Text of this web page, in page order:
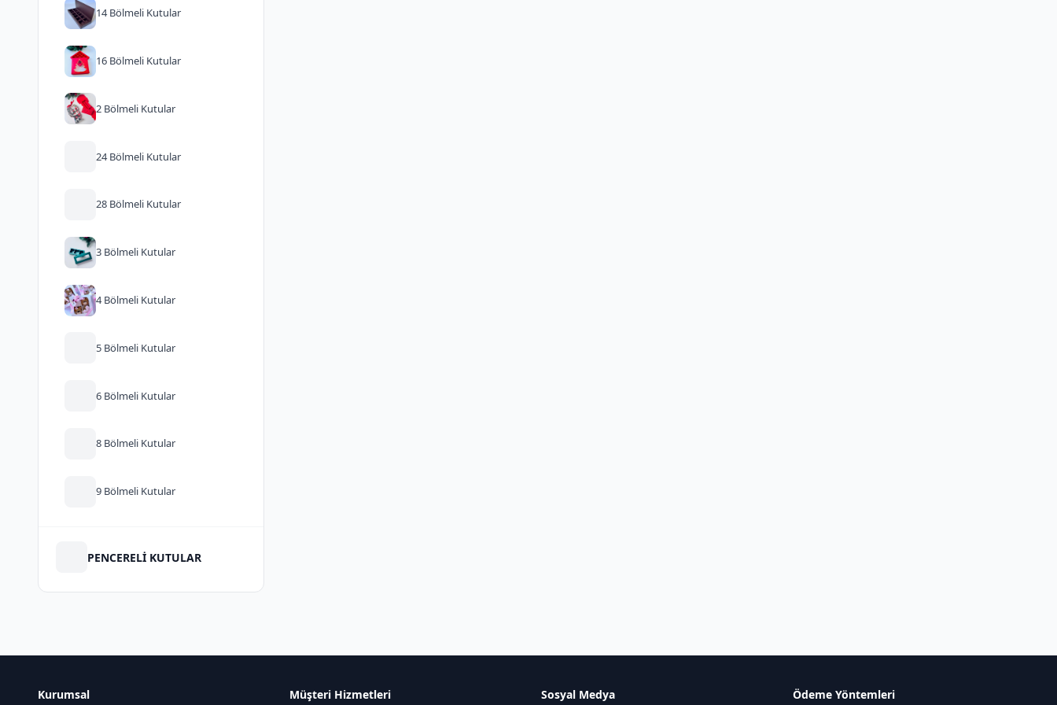
14 Bölmeli Kutular
16 Bölmeli Kutular
2 Bölmeli Kutular
24 Bölmeli Kutular
28 Bölmeli Kutular
3 Bölmeli Kutular
4 Bölmeli Kutular
5 Bölmeli Kutular
6 Bölmeli Kutular
8 Bölmeli Kutular
9 Bölmeli Kutular
PENCERELİ KUTULAR
Kurumsal Müşteri Hizmetleri Sosyal Medya Ödeme Yöntemleri